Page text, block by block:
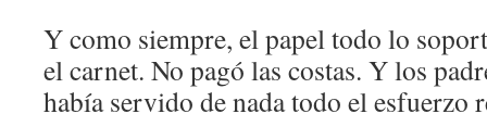
Y como siempre, el papel todo lo
el carnet. No pagó las costas. Y los
había servido de nada todo el esfuerzo